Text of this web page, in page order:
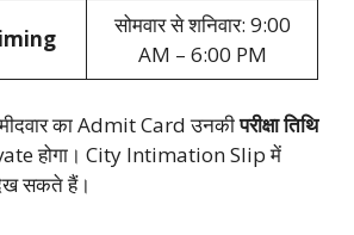
सोमवार से शनिवार: 9:00
AM – 6:00 PM
का Admit Card उनकीपरीक्षा तिथि
होगा। City Intimation Slip में
देख सकते हैं।